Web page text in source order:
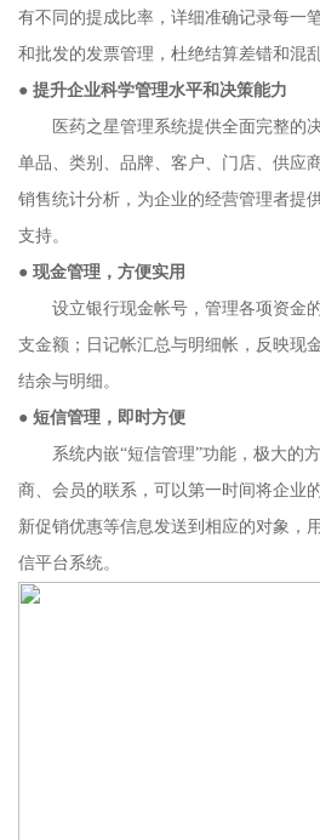
有不同的提成比率，详细准确记录每一
和批发的发票管理，杜绝结算差错和混
● 提升企业科学管理水平和决策能力
医药之星管理系统提供全面完整的
单品、类别、品牌、客户、门店、供应
销售统计分析，为企业的经营管理者提
支持。
● 现金管理，方便实用
设立银行现金帐号，管理各项资金
支金额；日记帐汇总与明细帐，反映现
结余与明细。
● 短信管理，即时方便
系统内嵌“短信管理”功能，极大的方
商、会员的联系，可以第一时间将企业
新促销优惠等信息发送到相应的对象，
信平台系统。